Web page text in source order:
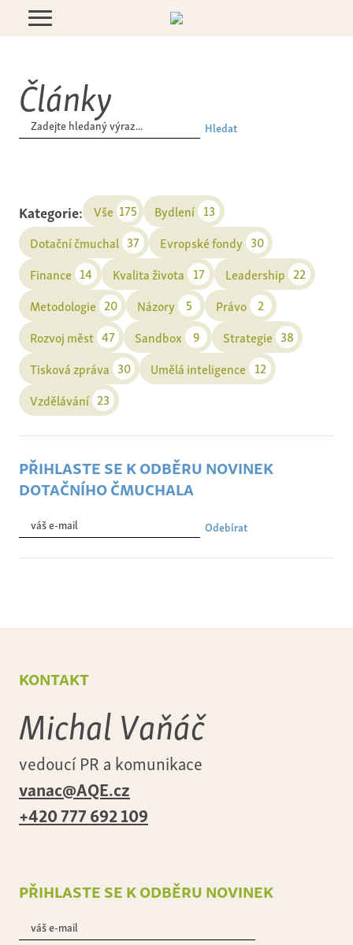
Články
Hledat
Kategorie: Vše 175 Bydlení 13
Dotační čmuchal 37 Evropské fondy 30
Finance 14 Kvalita života 17 Leadership 22
Metodologie 20 Názory 5 Právo 2
Rozvoj měst 47 Sandbox 9 Strategie 38
Tisková zpráva 30 Umělá inteligence 12
Vzdělávání 23
přihlaste se k odběru novinek
dotačního čmuchala
Odebírat
kontakt
Michal Vaňáč
vedoucí PR a komunikace
vanac@AQE.cz
+420 777 692 109
přihlaste se k odběru novinek